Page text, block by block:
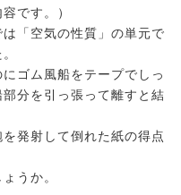
です。）
「空気の性質」の単元で
ゴム風船をテープでしっ
分を引っ張って離すと結
発射して倒れた紙の得点
うか。